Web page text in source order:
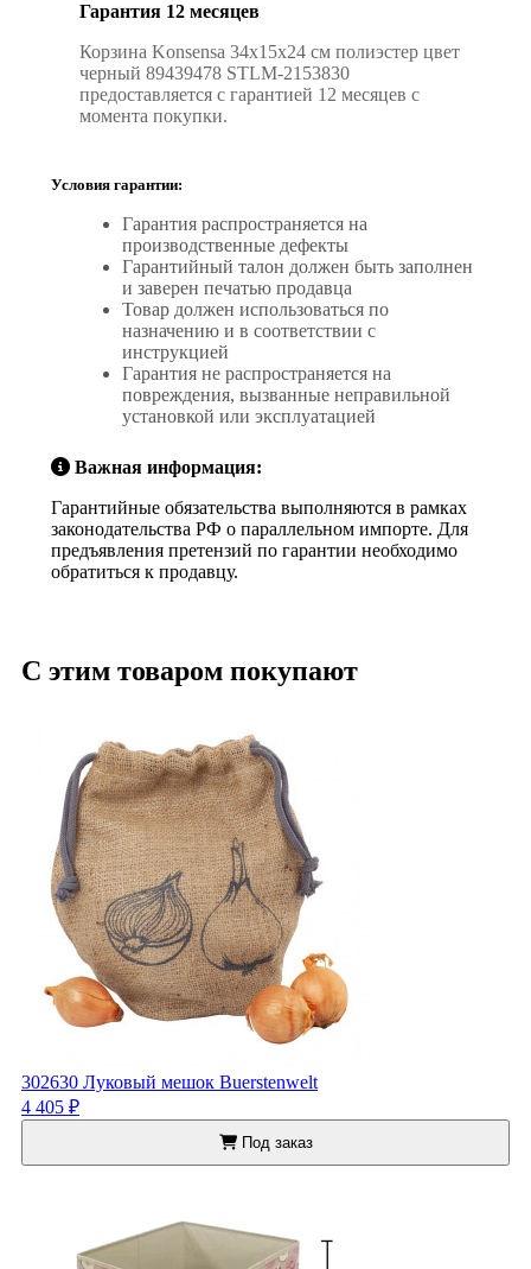
Гарантия 12 месяцев
Корзина Konsensa 34x15x24 см полиэстер цвет
черный 89439478 STLM-2153830
предоставляется с гарантией 12 месяцев с
момента покупки.
Условия гарантии:
Гарантия распространяется на
производственные дефекты
Гарантийный талон должен быть заполнен
и заверен печатью продавца
Товар должен использоваться по
назначению и в соответствии с
инструкцией
Гарантия не распространяется на
повреждения, вызванные неправильной
установкой или эксплуатацией
Важная информация:
Гарантийные обязательства выполняются в рамках
законодательства РФ о параллельном импорте. Для
предъявления претензий по гарантии необходимо
обратиться к продавцу.
С этим товаром покупают
302630 Луковый мешок Buerstenwelt
4 405 ₽
Под заказ